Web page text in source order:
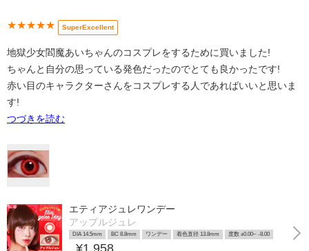
★★★★★ SuperExcellent
地獄少女閻魔あいちゃんのコスプレをするために買いました!
ちゃんと自分の思っている発色だったのでとても良かったです!
赤い目のキャラクターさんをコスプレする人であればいいと思いま
す!
つづきを読む
エティアジュレワンデー
アップルジュレ
DIA 14.5mm BC 8.8mm ワンデー 着色直径 13.8mm 度数 ±0.00~ -8.00
¥1,958